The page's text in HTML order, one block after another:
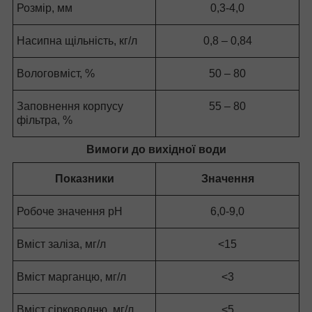
Розмір, мм 0,3-4,0
Насипна щільність, кг/л 0,8 – 0,84
Вологовміст, % 50 – 80
Заповнення корпусу
фільтра, %
55 – 80
Вимоги до вихідної води
Показники Значення
Робоче значення рН 6,0-9,0
Вміст заліза, мг/л <15
Вміст марганцю, мг/л <3
Вміст сірководню, мг/л <5